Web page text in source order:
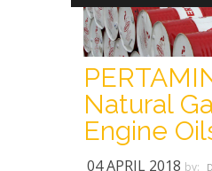
Natural
Engine
04 APRIL 2018 by: